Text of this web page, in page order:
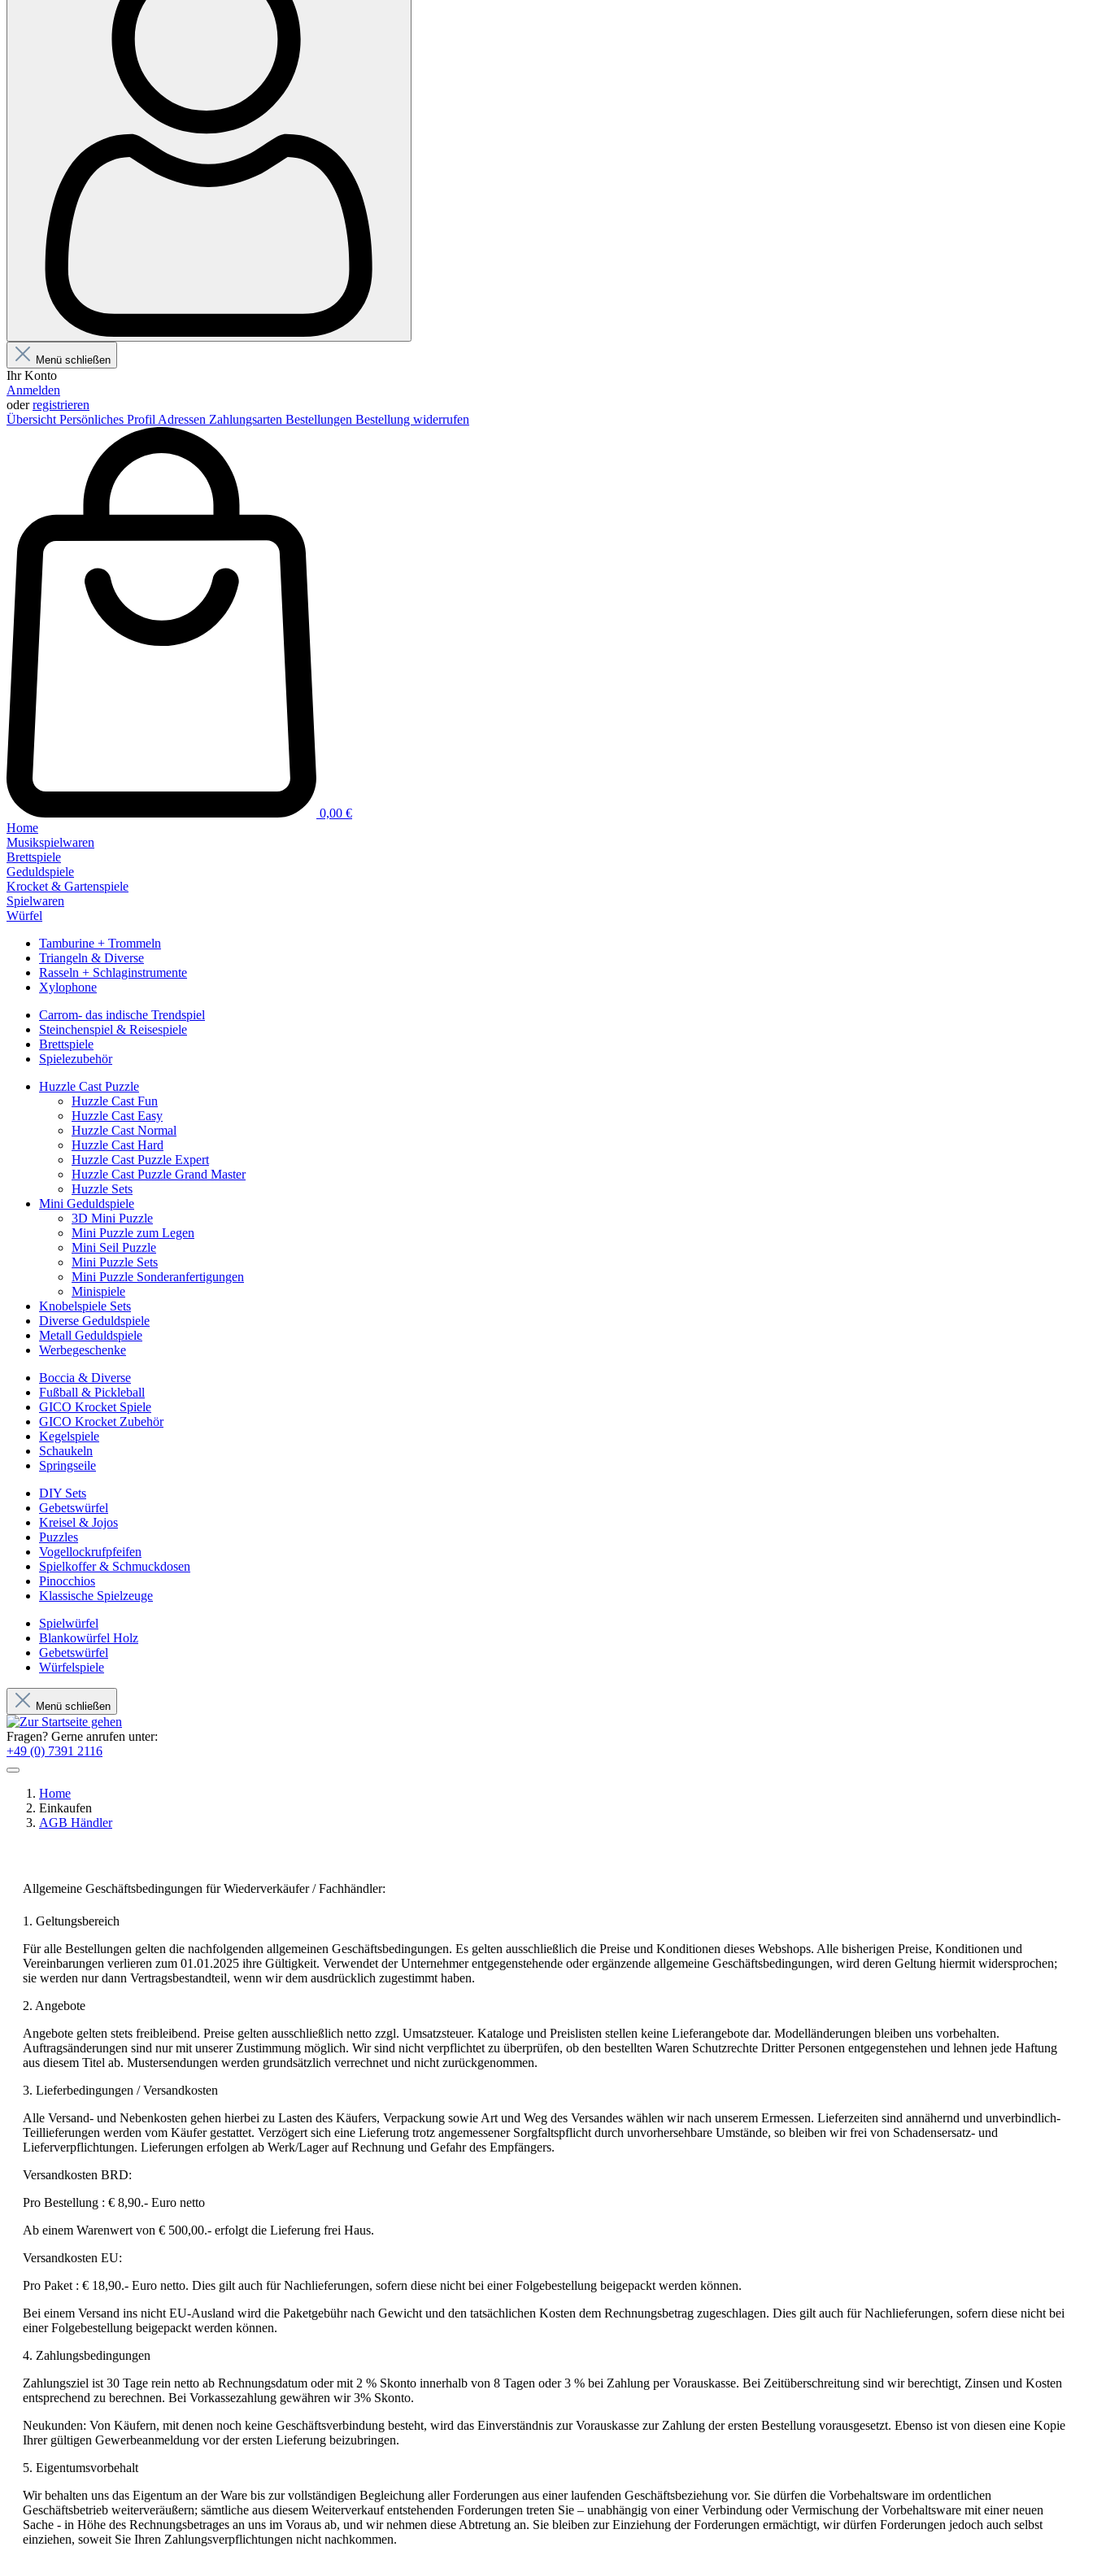
Menü schließen
Ihr Konto
Anmelden
oderregistrieren
Übersicht Persönliches Profil Adressen Zahlungsarten Bestellungen Bestellung widerrufen
0,00 €
Home
Musikspielwaren
Brettspiele
Geduldspiele
Krocket & Gartenspiele
Spielwaren
Würfel
Tamburine + Trommeln
Triangeln & Diverse
Rasseln + Schlaginstrumente
Xylophone
Carrom- das indische Trendspiel
Steinchenspiel & Reisespiele
Brettspiele
Spielezubehör
Huzzle Cast Puzzle
Huzzle Cast Fun
Huzzle Cast Easy
Huzzle Cast Normal
Huzzle Cast Hard
Huzzle Cast Puzzle Expert
Huzzle Cast Puzzle Grand Master
Huzzle Sets
Mini Geduldspiele
3D Mini Puzzle
Mini Puzzle zum Legen
Mini Seil Puzzle
Mini Puzzle Sets
Mini Puzzle Sonderanfertigungen
Minispiele
Knobelspiele Sets
Diverse Geduldspiele
Metall Geduldspiele
Werbegeschenke
Boccia & Diverse
Fußball & Pickleball
GICO Krocket Spiele
GICO Krocket Zubehör
Kegelspiele
Schaukeln
Springseile
DIY Sets
Gebetswürfel
Kreisel & Jojos
Puzzles
Vogellockrufpfeifen
Spielkoffer & Schmuckdosen
Pinocchios
Klassische Spielzeuge
Spielwürfel
Blankowürfel Holz
Gebetswürfel
Würfelspiele
Menü schließen
Fragen? Gerne anrufen unter:
+49 (0) 7391 2116
Home
Einkaufen
AGB Händler
Allgemeine Geschäftsbedingungen für Wiederverkäufer / Fachhändler:
1. Geltungsbereich
Für alle Bestellungen gelten die nachfolgenden allgemeinen Geschäftsbedingungen. Es gelten ausschließlich die Preise und Konditionen dieses Webshops. Alle bisherigen Preise, Konditionen und
Vereinbarungen verlieren zum 01.01.2025 ihre Gültigkeit. Verwendet der Unternehmer entgegenstehende oder ergänzende allgemeine Geschäftsbedingungen, wird deren Geltung hiermit widersprochen;
sie werden nur dann Vertragsbestandteil, wenn wir dem ausdrücklich zugestimmt haben.
2. Angebote
Angebote gelten stets freibleibend. Preise gelten ausschließlich netto zzgl. Umsatzsteuer. Kataloge und Preislisten stellen keine Lieferangebote dar. Modelländerungen bleiben uns vorbehalten.
Auftragsänderungen sind nur mit unserer Zustimmung möglich. Wir sind nicht verpflichtet zu überprüfen, ob den bestellten Waren Schutzrechte Dritter Personen entgegenstehen und lehnen jede Haftung
aus diesem Titel ab. Mustersendungen werden grundsätzlich verrechnet und nicht zurückgenommen.
3. Lieferbedingungen / Versandkosten
Alle Versand- und Nebenkosten gehen hierbei zu Lasten des Käufers, Verpackung sowie Art und Weg des Versandes wählen wir nach unserem Ermessen. Lieferzeiten sind annähernd und unverbindlich-
Teillieferungen werden vom Käufer gestattet. Verzögert sich eine Lieferung trotz angemessener Sorgfaltspflicht durch unvorhersehbare Umstände, so bleiben wir frei von Schadensersatz- und
Lieferverpflichtungen. Lieferungen erfolgen ab Werk/Lager auf Rechnung und Gefahr des Empfängers.
Versandkosten BRD:
Pro Bestellung : € 8,90.- Euro netto
Ab einem Warenwert von € 500,00.- erfolgt die Lieferung frei Haus.
Versandkosten EU:
Pro Paket : € 18,90.- Euro netto. Dies gilt auch für Nachlieferungen, sofern diese nicht bei einer Folgebestellung beigepackt werden können.
Bei einem Versand ins nicht EU-Ausland wird die Paketgebühr nach Gewicht und den tatsächlichen Kosten dem Rechnungsbetrag zugeschlagen. Dies gilt auch für Nachlieferungen, sofern diese nicht bei
einer Folgebestellung beigepackt werden können.
4. Zahlungsbedingungen
Zahlungsziel ist 30 Tage rein netto ab Rechnungsdatum oder mit 2 % Skonto innerhalb von 8 Tagen oder 3 % bei Zahlung per Vorauskasse. Bei Zeitüberschreitung sind wir berechtigt, Zinsen und Kosten
entsprechend zu berechnen. Bei Vorkassezahlung gewähren wir 3% Skonto.
Neukunden: Von Käufern, mit denen noch keine Geschäftsverbindung besteht, wird das Einverständnis zur Vorauskasse zur Zahlung der ersten Bestellung vorausgesetzt. Ebenso ist von diesen eine Kopie
Ihrer gültigen Gewerbeanmeldung vor der ersten Lieferung beizubringen.
5. Eigentumsvorbehalt
Wir behalten uns das Eigentum an der Ware bis zur vollständigen Begleichung aller Forderungen aus einer laufenden Geschäftsbeziehung vor. Sie dürfen die Vorbehaltsware im ordentlichen
Geschäftsbetrieb weiterveräußern; sämtliche aus diesem Weiterverkauf entstehenden Forderungen treten Sie – unabhängig von einer Verbindung oder Vermischung der Vorbehaltsware mit einer neuen
Sache - in Höhe des Rechnungsbetrages an uns im Voraus ab, und wir nehmen diese Abtretung an. Sie bleiben zur Einziehung der Forderungen ermächtigt, wir dürfen Forderungen jedoch auch selbst
einziehen, soweit Sie Ihren Zahlungsverpflichtungen nicht nachkommen.